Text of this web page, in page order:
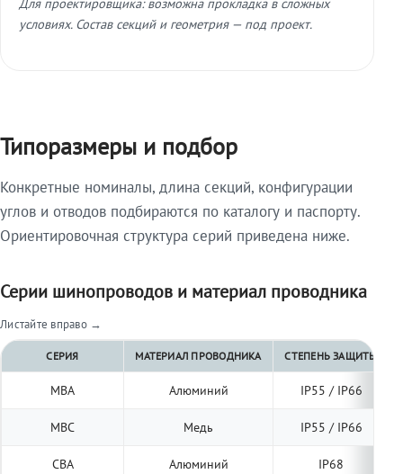
условиях. Состав секций и геометрия — под проект.
Типоразмеры и подбор
Конкретные номиналы, длина секций, конфигурации
углов и отводов подбираются по каталогу и паспорту.
Ориентировочная структура серий приведена ниже.
Серии шинопроводов и материал проводника
Листайте вправо →
СЕРИЯ МАТЕРИАЛ ПРОВОДНИКА СТЕПЕНЬ ЗАЩИТЫ
МВА Алюминий IP55 / IP66
МВС Медь IP55 / IP66
СВА Алюминий IP68